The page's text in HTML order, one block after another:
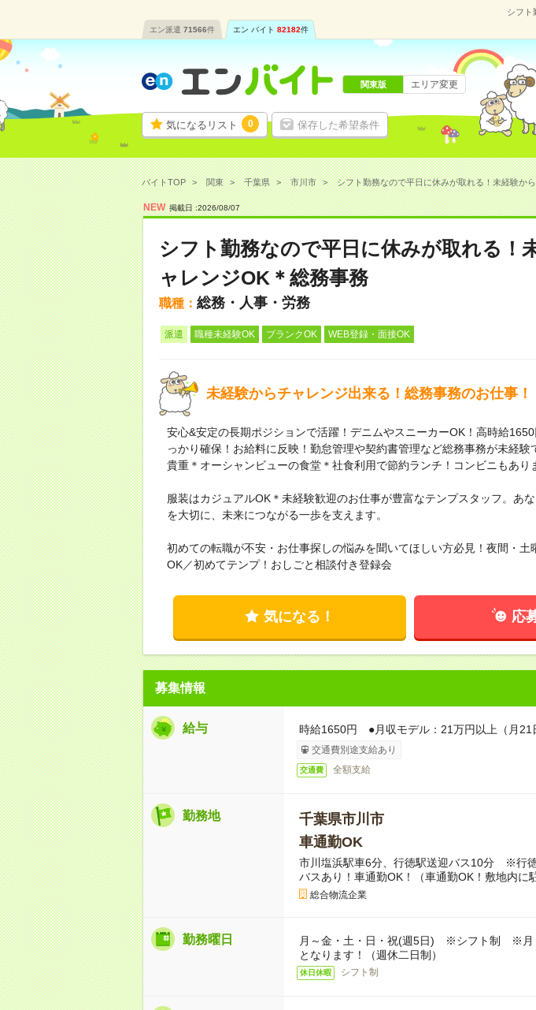
シフト
エン派遣 71566件 エン バイト 82182件
気になるリスト 0 保存した希望条件
関東版 エリア変更
バイトTOP 関東 千葉県 市川市 シフト勤務なので平日に休みが取れる！未経験か
NEW 掲載日 :2026/08/07
シフト勤務なので平日に休みが取れる！
ャレンジOK＊総務事務
職種： 総務・人事・労務
派遣 職種未経験OK ブランクOK WEB登録・面接OK
未経験からチャレンジ出来る！総務事務のお仕事！
安心&安定の長期ポジションで活躍！デニムやスニーカーOK！高時給
っかり確保！お給料に反映！勤怠管理や契約書管理など総務事務が未経験
貴重＊オーシャンビューの食堂＊社食利用で節約ランチ！コンビニもあり
服装はカジュアルOK＊未経験歓迎のお仕事が豊富なテンプスタッフ。あな
を大切に、未来につながる一歩を支えます。
初めての転職が不安・お仕事探しの悩みを聞いてほしい方必見！夜間・土
OK／初めてテンプ！おしごと相談付き登録会
気になる！ 応
募集情報
給与 時給1650円 ●月収モデル：21万円以上（月21
交通費別途支給あり
交通費 全額支給
勤務地
千葉県市川市
車通勤OK
市川塩浜駅車6分、行徳駅送迎バス10分 ※行
バスあり！車通勤OK！（車通勤OK！敷地内に
総合物流企業
勤務曜日
月～金・土・日・祝(週5日) ※シフト制 ※月
となります！（週休二日制）
休日休暇 シフト制